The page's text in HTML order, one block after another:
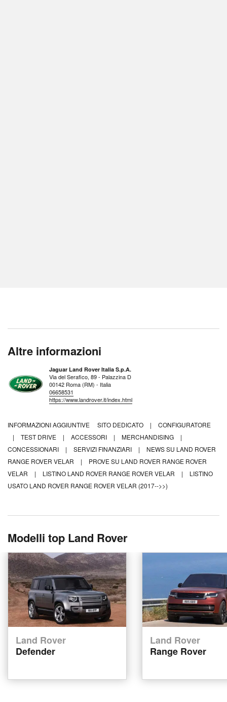
Altre informazioni
Jaguar Land Rover Italia S.p.A.
Via del Serafico, 89 - Palazzina D
00142 Roma (RM) - Italia
06658531
https://www.landrover.it/index.html
INFORMAZIONI AGGIUNTIVE SITO DEDICATO |
CONFIGURATORE
|
TEST DRIVE | ACCESSORI | MERCHANDISING
|
CONCESSIONARI
| SERVIZI FINANZIARI |
NEWS SU LAND ROVER
RANGE ROVER VELAR
|
PROVE SU LAND ROVER RANGE ROVER
VELAR
| LISTINO LAND ROVER RANGE ROVER VELAR |
LISTINO
USATO LAND ROVER RANGE ROVER VELAR (2017-->>)
Modelli top Land Rover
Land Rover
Defender
Land Rover
Range Rover